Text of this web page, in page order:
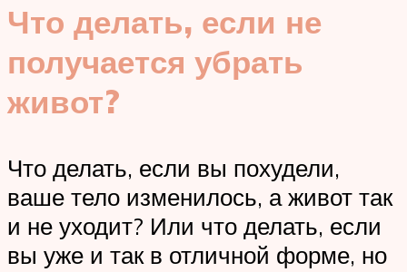
Что делать, если не
получается убрать
живот?
Что делать, если вы похудели,
ваше тело изменилось, а живот так
и не уходит? Или что делать, если
вы уже и так в отличной форме, но